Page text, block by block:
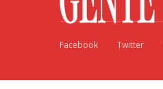
Facebook Twitter